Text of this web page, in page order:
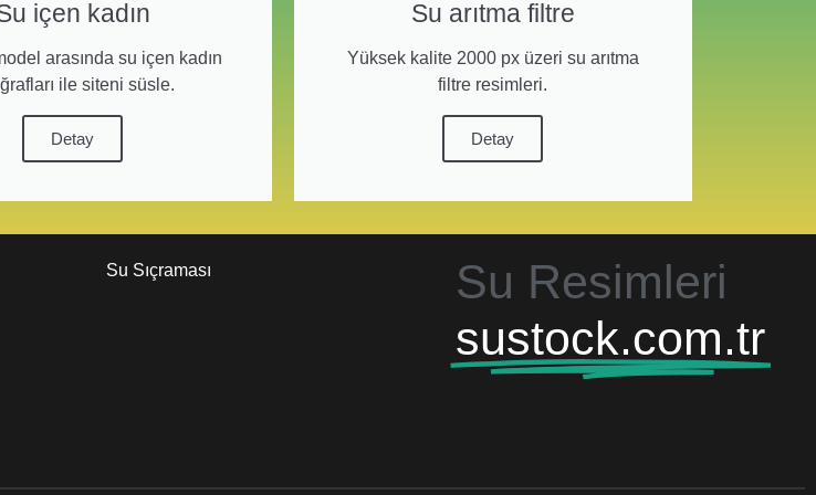
içen kadın
arasında su içen kadın
ile siteni süsle.
Detay
Su arıtma filtre
Yüksek kalite 2000 px üzeri su arıtma
filtre resimleri.
Detay
Su Sıçraması
Su Resimleri
sustock.com.tr